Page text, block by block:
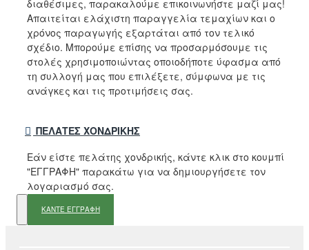
διαθέσιμες, παρακαλούμε επικοινωνήστε μαζί μας!
Απαιτείται ελάχιστη παραγγελία τεμαχίων και ο
χρόνος παραγωγής εξαρτάται από τον τελικό
σχέδιο. Μπορούμε επίσης να προσαρμόσουμε τις
στολές χρησιμοποιώντας οποιοδήποτε ύφασμα από
τη συλλογή μας που επιλέξετε, σύμφωνα με τις
ανάγκες και τις προτιμήσεις σας.
ΠΕΛΆΤΕΣ ΧΟΝΔΡΙΚΉΣ
Εάν είστε πελάτης χονδρικής, κάντε κλικ στο κουμπί
"ΕΓΓΡΑΦΗ" παρακάτω για να δημιουργήσετε τον
λογαριασμό σας.
ΚΑΝΤΕ ΕΓΓΡΑΦΗ